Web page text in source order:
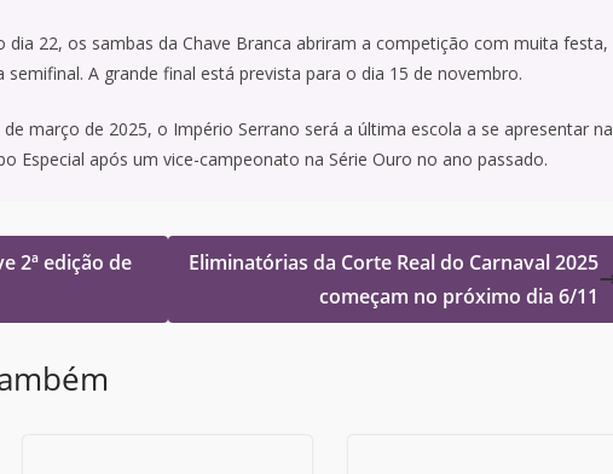
dia 22, os sambas da Chave Branca abriram a competição com muita festa,
A grande final está prevista para o dia 15 de novembro.
março de 2025, o Império Serrano será a última escola a se apresentar na
Especial após um vice-campeonato na Série Ouro no ano passado.
2ª edição de
Eliminatórias da Corte Real do Carnaval 2025
começam no próximo dia 6/11